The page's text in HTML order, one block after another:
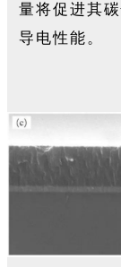
量将促进其
导电性能。